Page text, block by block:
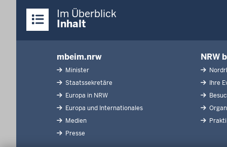
Inhalte
Im Überblick
Inhalt
Inhaltsübersicht
mbeim.nrw
Minister
Staatssekretäre
Europa in NRW
Europa und Internationales
Medien
Presse
NRW
Ihre